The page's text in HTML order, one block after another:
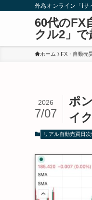
外為オンライン「iサ
60代のFX
クル2」で
ホーム FX・自動売
ポ
イ
2026
7/07
リアル自動売買日次